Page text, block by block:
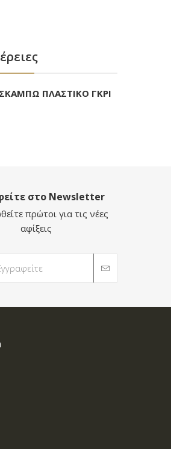
ΣΚΑΜΠΩ ΠΛΑΣΤΙΚΟ ΓΚΡΙ
στο Newsletter
πρώτοι για τις νέες
αφίξεις